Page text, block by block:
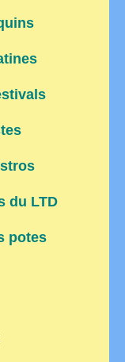
du LTD
potes